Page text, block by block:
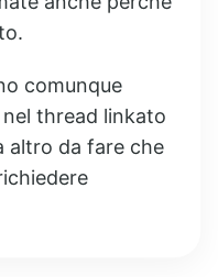
comunque
thread linkato
altro da fare che